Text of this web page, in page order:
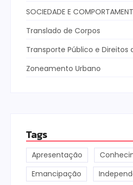
SOCIEDADE E
Translado de Corpos
Transporte Público e Direitos
Zoneamento Urbano
Tags
Apresentação
Emancipação